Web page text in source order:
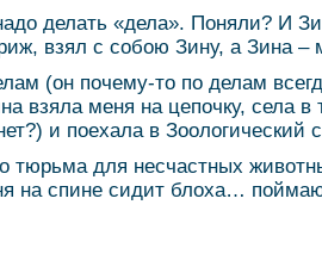
делать «дела». Поняли? И
взял с собою Зину, а Зина –
(он почему-то по делам
взяла меня на цепочку, села в
и поехала в Зоологический
тюрьма для несчастных
на спине сидит блоха…